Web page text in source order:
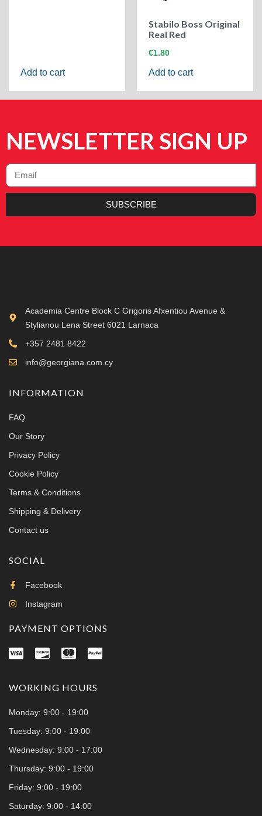
Add to cart
Stabilo Boss Original
Real Red
€1.80
Add to cart
NEWSLETTER SIGN UP
SUBSCRIBE
Academia Centre Block C Grigoris Afxentiou Avenue &
Stylianou Lena Street 6021 Larnaca
+357 2481 8422
info@georgiana.com.cy
INFORMATION
FAQ
Our Story
Privacy Policy
Cookie Policy
Terms & Conditions
Shipping & Delivery
Contact us
SOCIAL
Facebook
Instagram
PAYMENT OPTIONS
WORKING HOURS
Monday: 9:00 - 19:00
Tuesday: 9:00 - 19:00
Wednesday: 9:00 - 17:00
Thursday: 9:00 - 19:00
Friday: 9:00 - 19:00
Saturday: 9:00 - 14:00